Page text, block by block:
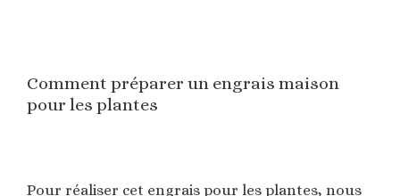
Comment préparer un engrais maison
pour les plantes
Pour réaliser cet engrais pour les plantes, nous